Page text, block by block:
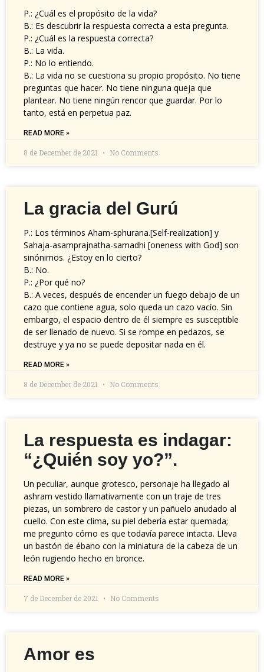
P.: ¿Cuál es el propósito de la vida?
B.: Es descubrir la respuesta correcta a esta pregunta.
P.: ¿Cuál es la respuesta correcta?
B.: La vida.
P.: No lo entiendo.
B.: La vida no se cuestiona su propio propósito. No tiene
preguntas que hacer. No tiene ninguna queja que
plantear. No tiene ningún rencor que guardar. Por lo
tanto, está en perpetua paz.
READ MORE »
8 de December de 2021 No Comments
La gracia del Gurú
P.: Los términos Aham-sphurana.[Self-realization] y
Sahaja-asamprajnatha-samadhi [oneness with God] son
sinónimos. ¿Estoy en lo cierto?
B.: No.
P.: ¿Por qué no?
B.: A veces, después de encender un fuego debajo de un
cazo que contiene agua, solo queda un cazo vacío. Sin
embargo, el espacio dentro de él siempre es susceptible
de ser llenado de nuevo. Si se rompe en pedazos, se
destruye y ya no se puede depositar nada en él.
READ MORE »
8 de December de 2021 No Comments
La respuesta es indagar:
“¿Quién soy yo?”.
Un peculiar, aunque grotesco, personaje ha llegado al
ashram vestido llamativamente con un traje de tres
piezas, un sombrero de castor y un pañuelo anudado al
cuello. Con este clima, su piel debería estar quemada;
me pregunto cómo es que todavía parece intacta. Lleva
un bastón de ébano con la miniatura de la cabeza de un
león rugiendo hecho en bronce.
READ MORE »
7 de December de 2021 No Comments
Amor es